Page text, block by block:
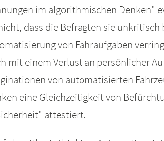
im algorithmischen Denken"
dass die Befragten sie
von Fahraufgaben
mit einem Verlust an persönlicher
von automatisierten
eine Gleichzeitigkeit von
attestiert.